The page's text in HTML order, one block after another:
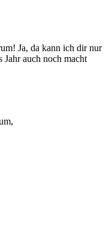
Ja, da kann ich dir nur
Jahr auch noch macht